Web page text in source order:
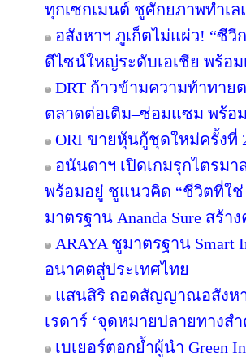
ทุกเซกเมนต์ ชูศักยภาพทำเ
อสังหาฯ ภูเก็ตไม่แผ่ว! “ซีวี
ดีไซน์ใหญ่ระดับเอเชีย พร้อ
DRT ก้าวข้ามความท้าทาย
ตลาดต่อเติม–ซ่อมแซม พร้
ORI ขายหุ้นกู้ชุดใหม่ครั้งที่
อนันดาฯ เปิดเกมรุกไตรมา
พร้อมอยู่ ชูแนวคิด “ชีวิตที่ใช่
มาตรฐาน Ananda Sure สร้
ARAYA ชูมาตรฐาน
อนาคตสู่ประเทศไทย
แสนสิริ ถอดสัญญาณอสังห
เรดาร์ ‘จุดหมายปลายทาง
เบเยอร์ตอกย้ำผู้นำ Green